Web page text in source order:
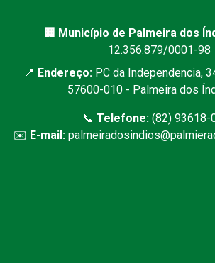
🏢 Município de Palmeira dos
12.356.879/0001-98
📍 Endereço: PC da Independencia,
57600-010 - Palmeira dos
📞 Telefone:(82) 93618-
✉️ E-mail: